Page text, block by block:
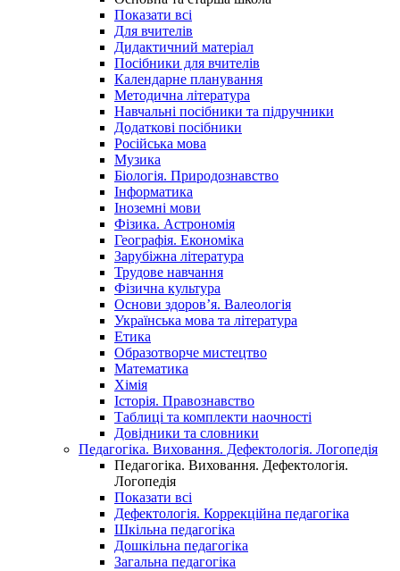
Показати всі
Для вчителів
Дидактичний матеріал
Посібники для вчителів
Календарне планування
Методична література
Навчальні посібники та підручники
Додаткові посібники
Російська мова
Музика
Біологія. Природознавство
Інформатика
Іноземні мови
Фізика. Астрономія
Географія. Економіка
Зарубіжна література
Трудове навчання
Фізична культура
Основи здоров’я. Валеологія
Українська мова та література
Етика
Образотворче мистецтво
Математика
Хімія
Історія. Правознавство
Таблиці та комплекти наочності
Довідники та словники
Педагогіка. Виховання. Дефектологія. Логопедія
Педагогіка. Виховання. Дефектологія.
Логопедія
Показати всі
Дефектологія. Коррекційна педагогіка
Шкільна педагогіка
Дошкільна педагогіка
Загальна педагогіка